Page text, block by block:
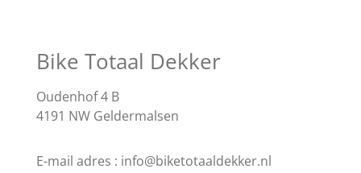
Bike Totaal Dekker
Oudenhof 4 B
4191 NW Geldermalsen
E-mail adres : info@biketotaaldekker.nl